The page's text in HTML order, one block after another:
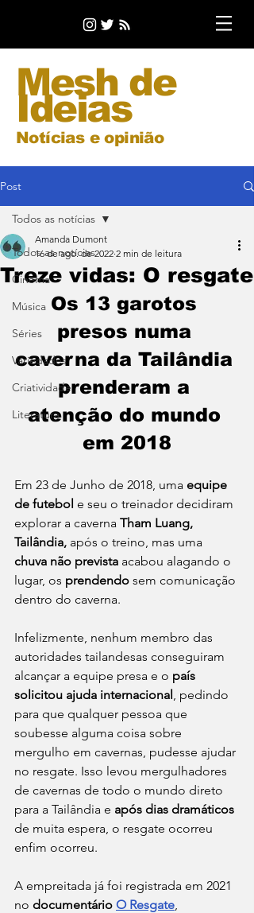
Mesh de
Ideias
Notícias e opinião
Post
Todos as notícias
Cinema
Música
Séries
Variedades
Criatividade
Literatura
Todos as notícias
Treze vidas: O resgate
Amanda Dumont
16 de ago. de 2022 2 min de leitura
Os 13 garotos
presos numa
caverna da Tailândia
prenderam a
atenção do mundo
em 2018
Em 23 de Junho de 2018, uma equipe
de futebol e seu o treinador decidiram
explorar a caverna Tham Luang,
Tailândia, após o treino, mas uma
chuva não prevista acabou alagando o
lugar, os prendendo sem comunicação
dentro do caverna.
Infelizmente, nenhum membro das
autoridades tailandesas conseguiram
alcançar a equipe presa e o país
solicitou ajuda internacional, pedindo
para que qualquer pessoa que
soubesse alguma coisa sobre
mergulho em cavernas, pudesse ajudar
no resgate. Isso levou mergulhadores
de cavernas de todo o mundo direto
para a Tailândia e após dias dramáticos
de muita espera, o resgate ocorreu
enfim ocorreu.
A empreitada já foi registrada em 2021
no documentário O Resgate,